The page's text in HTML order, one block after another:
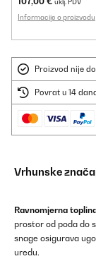
uklj. PDV
Informacije o proizvodu
Proizvod nije
Povrat u 14
Vrhunske
Ravnomjerna
prostor od poda do
snage osigurava
uredu.